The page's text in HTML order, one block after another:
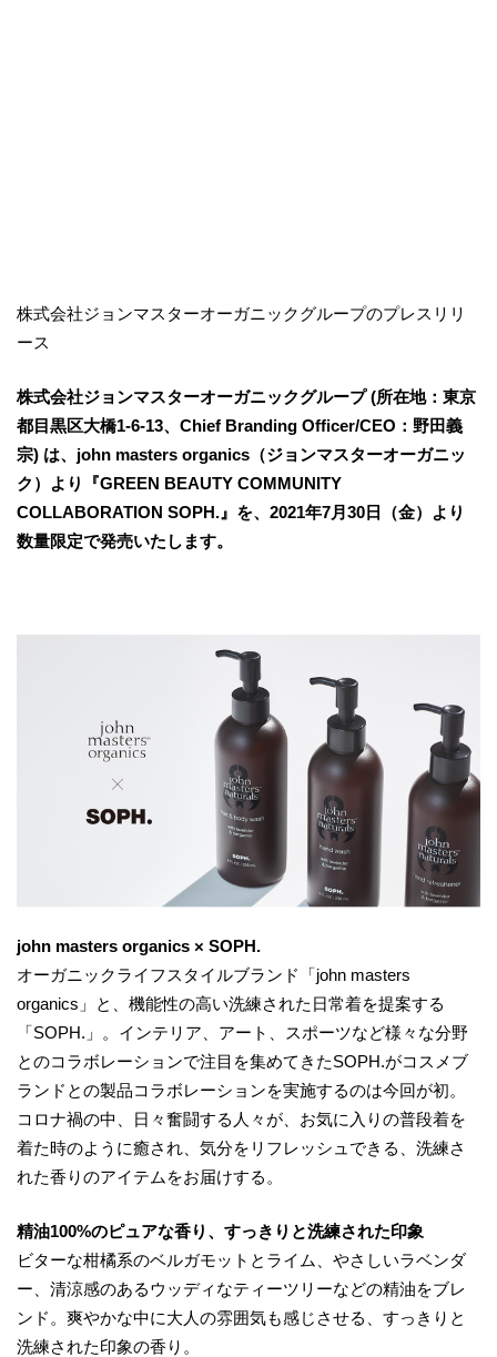
株式会社ジョンマスターオーガニックグループのプレスリリ
ース
株式会社ジョンマスターオーガニックグループ (所在地：東京
都目黒区大橋1-6-13、Chief Branding Officer/CEO：野⽥義
宗) は、john masters organics（ジョンマスターオーガニッ
ク）より『GREEN BEAUTY COMMUNITY
COLLABORATION SOPH.』を、2021年7月30日（金）より
数量限定で発売いたします。
john masters organics × SOPH.
オーガニックライフスタイルブランド「john masters
organics」と、機能性の高い洗練された日常着を提案する
「SOPH.」。インテリア、アート、スポーツなど様々な分野
とのコラボレーションで注目を集めてきたSOPH.がコスメブ
ランドとの製品コラボレーションを実施するのは今回が初。
コロナ禍の中、日々奮闘する人々が、お気に入りの普段着を
着た時のように癒され、気分をリフレッシュできる、洗練さ
れた香りのアイテムをお届けする。
精油100%のピュアな香り、すっきりと洗練された印象
ビターな柑橘系のベルガモットとライム、やさしいラベンダ
ー、清涼感のあるウッディなティーツリーなどの精油をブレ
ンド。爽やかな中に大人の雰囲気も感じさせる、すっきりと
洗練された印象の香り。